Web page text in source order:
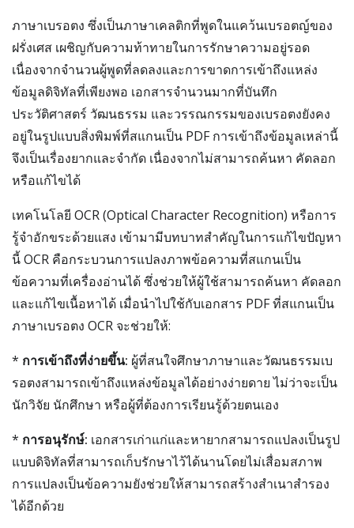
ภาษาเบรอตง ซึ่งเป็นภาษาเคลติกที่พูดในแคว้นเบรอตญ์ของ
ฝรั่งเศส เผชิญกับความท้าทายในการรักษาความอยู่รอด
เนื่องจากจำนวนผู้พูดที่ลดลงและการขาดการเข้าถึงแหล่ง
ข้อมูลดิจิทัลที่เพียงพอ เอกสารจำนวนมากที่บันทึก
ประวัติศาสตร์ วัฒนธรรม และวรรณกรรมของเบรอตงยังคง
อยู่ในรูปแบบสิ่งพิมพ์ที่สแกนเป็น PDF การเข้าถึงข้อมูลเหล่านี้
จึงเป็นเรื่องยากและจำกัด เนื่องจากไม่สามารถค้นหา คัดลอก
หรือแก้ไขได้
เทคโนโลยี OCR (Optical Character Recognition) หรือการ
รู้จำอักขระด้วยแสง เข้ามามีบทบาทสำคัญในการแก้ไขปัญหา
นี้ OCR คือกระบวนการแปลงภาพข้อความที่สแกนเป็น
ข้อความที่เครื่องอ่านได้ ซึ่งช่วยให้ผู้ใช้สามารถค้นหา คัดลอก
และแก้ไขเนื้อหาได้ เมื่อนำไปใช้กับเอกสาร PDF ที่สแกนเป็น
ภาษาเบรอตง OCR จะช่วยให้:
* การเข้าถึงที่ง่ายขึ้น: ผู้ที่สนใจศึกษาภาษาและวัฒนธรรมเบ
รอตงสามารถเข้าถึงแหล่งข้อมูลได้อย่างง่ายดาย ไม่ว่าจะเป็น
นักวิจัย นักศึกษา หรือผู้ที่ต้องการเรียนรู้ด้วยตนเอง
* การอนุรักษ์: เอกสารเก่าแก่และหายากสามารถแปลงเป็นรูป
แบบดิจิทัลที่สามารถเก็บรักษาไว้ได้นานโดยไม่เสื่อมสภาพ
การแปลงเป็นข้อความยังช่วยให้สามารถสร้างสำเนาสำรอง
ได้อีกด้วย